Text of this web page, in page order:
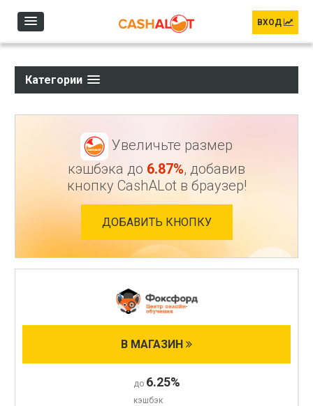
ВХОД
Категории
Увеличьте размер
кэшбэка до 6.87%, добавив
кнопку CashALot в браузер!
ДОБАВИТЬ КНОПКУ
В МАГАЗИН
до 6.25%
кэшбэк